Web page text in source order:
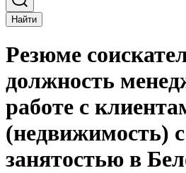
Найти
Резюме
должность
работе с
(недвижимость)
занятостью в